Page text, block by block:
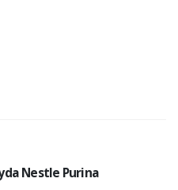
Nestle Purina